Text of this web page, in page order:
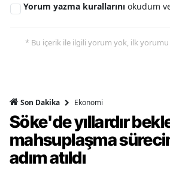
Yorum yazma kurallarını okudum
* Bu içerik ile ilgili yorum yok, ilk yorumu
Son Dakika Ekonomi
Söke'de yıllardır
mahsuplaşma
adım atıldı